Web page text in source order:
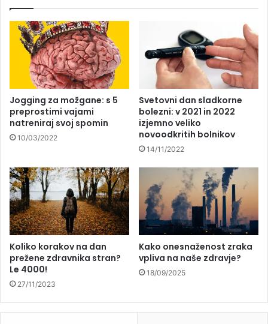
Jogging za možgane: s 5
preprostimi vajami
natreniraj svoj spomin
10/03/2022
Svetovni dan sladkorne
bolezni: v 2021 in 2022
izjemno veliko
novoodkritih bolnikov
14/11/2022
Koliko korakov na dan
prežene zdravnika stran?
Le 4000!
27/11/2023
Kako onesnaženost zraka
vpliva na naše zdravje?
18/09/2025